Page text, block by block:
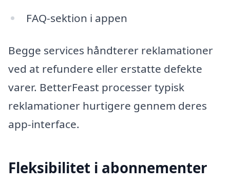
FAQ-sektion i appen
Begge services håndterer reklamationer
ved at refundere eller erstatte defekte
varer. BetterFeast processer typisk
reklamationer hurtigere gennem deres
app-interface.
Fleksibilitet i abonnementer